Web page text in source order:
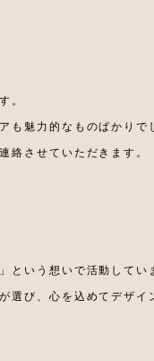
。
も魅力的なものばかりで
絡させていただきます。
という想いで活動してい
選び、心を込めてデザイ